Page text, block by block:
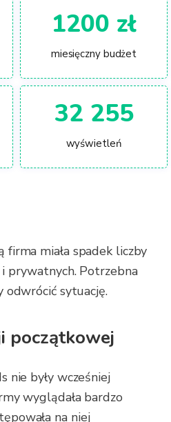
1200 zł
miesięczny budżet
32 255
wyświetleń
miała spadek liczby
prywatnych. Potrzebna
odwrócić sytuację.
początkowej
nie były wcześniej
wyglądała bardzo
na niej